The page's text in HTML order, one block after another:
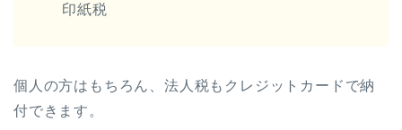
印紙税
個人の方はもちろん、法人税もクレジットカードで納
付できます。